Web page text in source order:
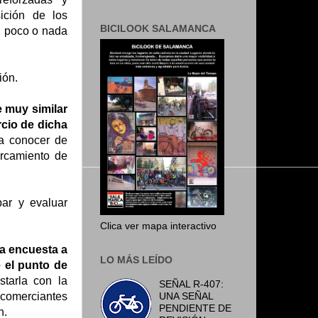
de los
poco o nada
muy similar
de dicha
conocer de
de
y evaluar
encuesta a
el punto de
con la
BICILOOK SALAMANCA
Clica ver mapa interactivo
LO MÁS LEÍDO
SEÑAL R-407:
UNA SEÑAL
PENDIENTE DE